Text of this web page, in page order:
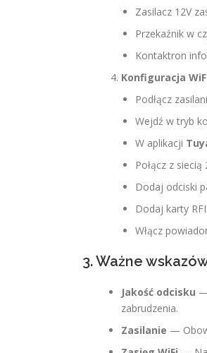
Zasilacz 12V
Przekaźnik w
Kontaktron
Konfiguracja
Podłącz
Wejdź w tryb
W aplikacji
Połącz z siecią
Dodaj odciski
Dodaj karty
Włącz
3. Ważne
Jakość odcisku
zabrudzenia.
Zasilanie —